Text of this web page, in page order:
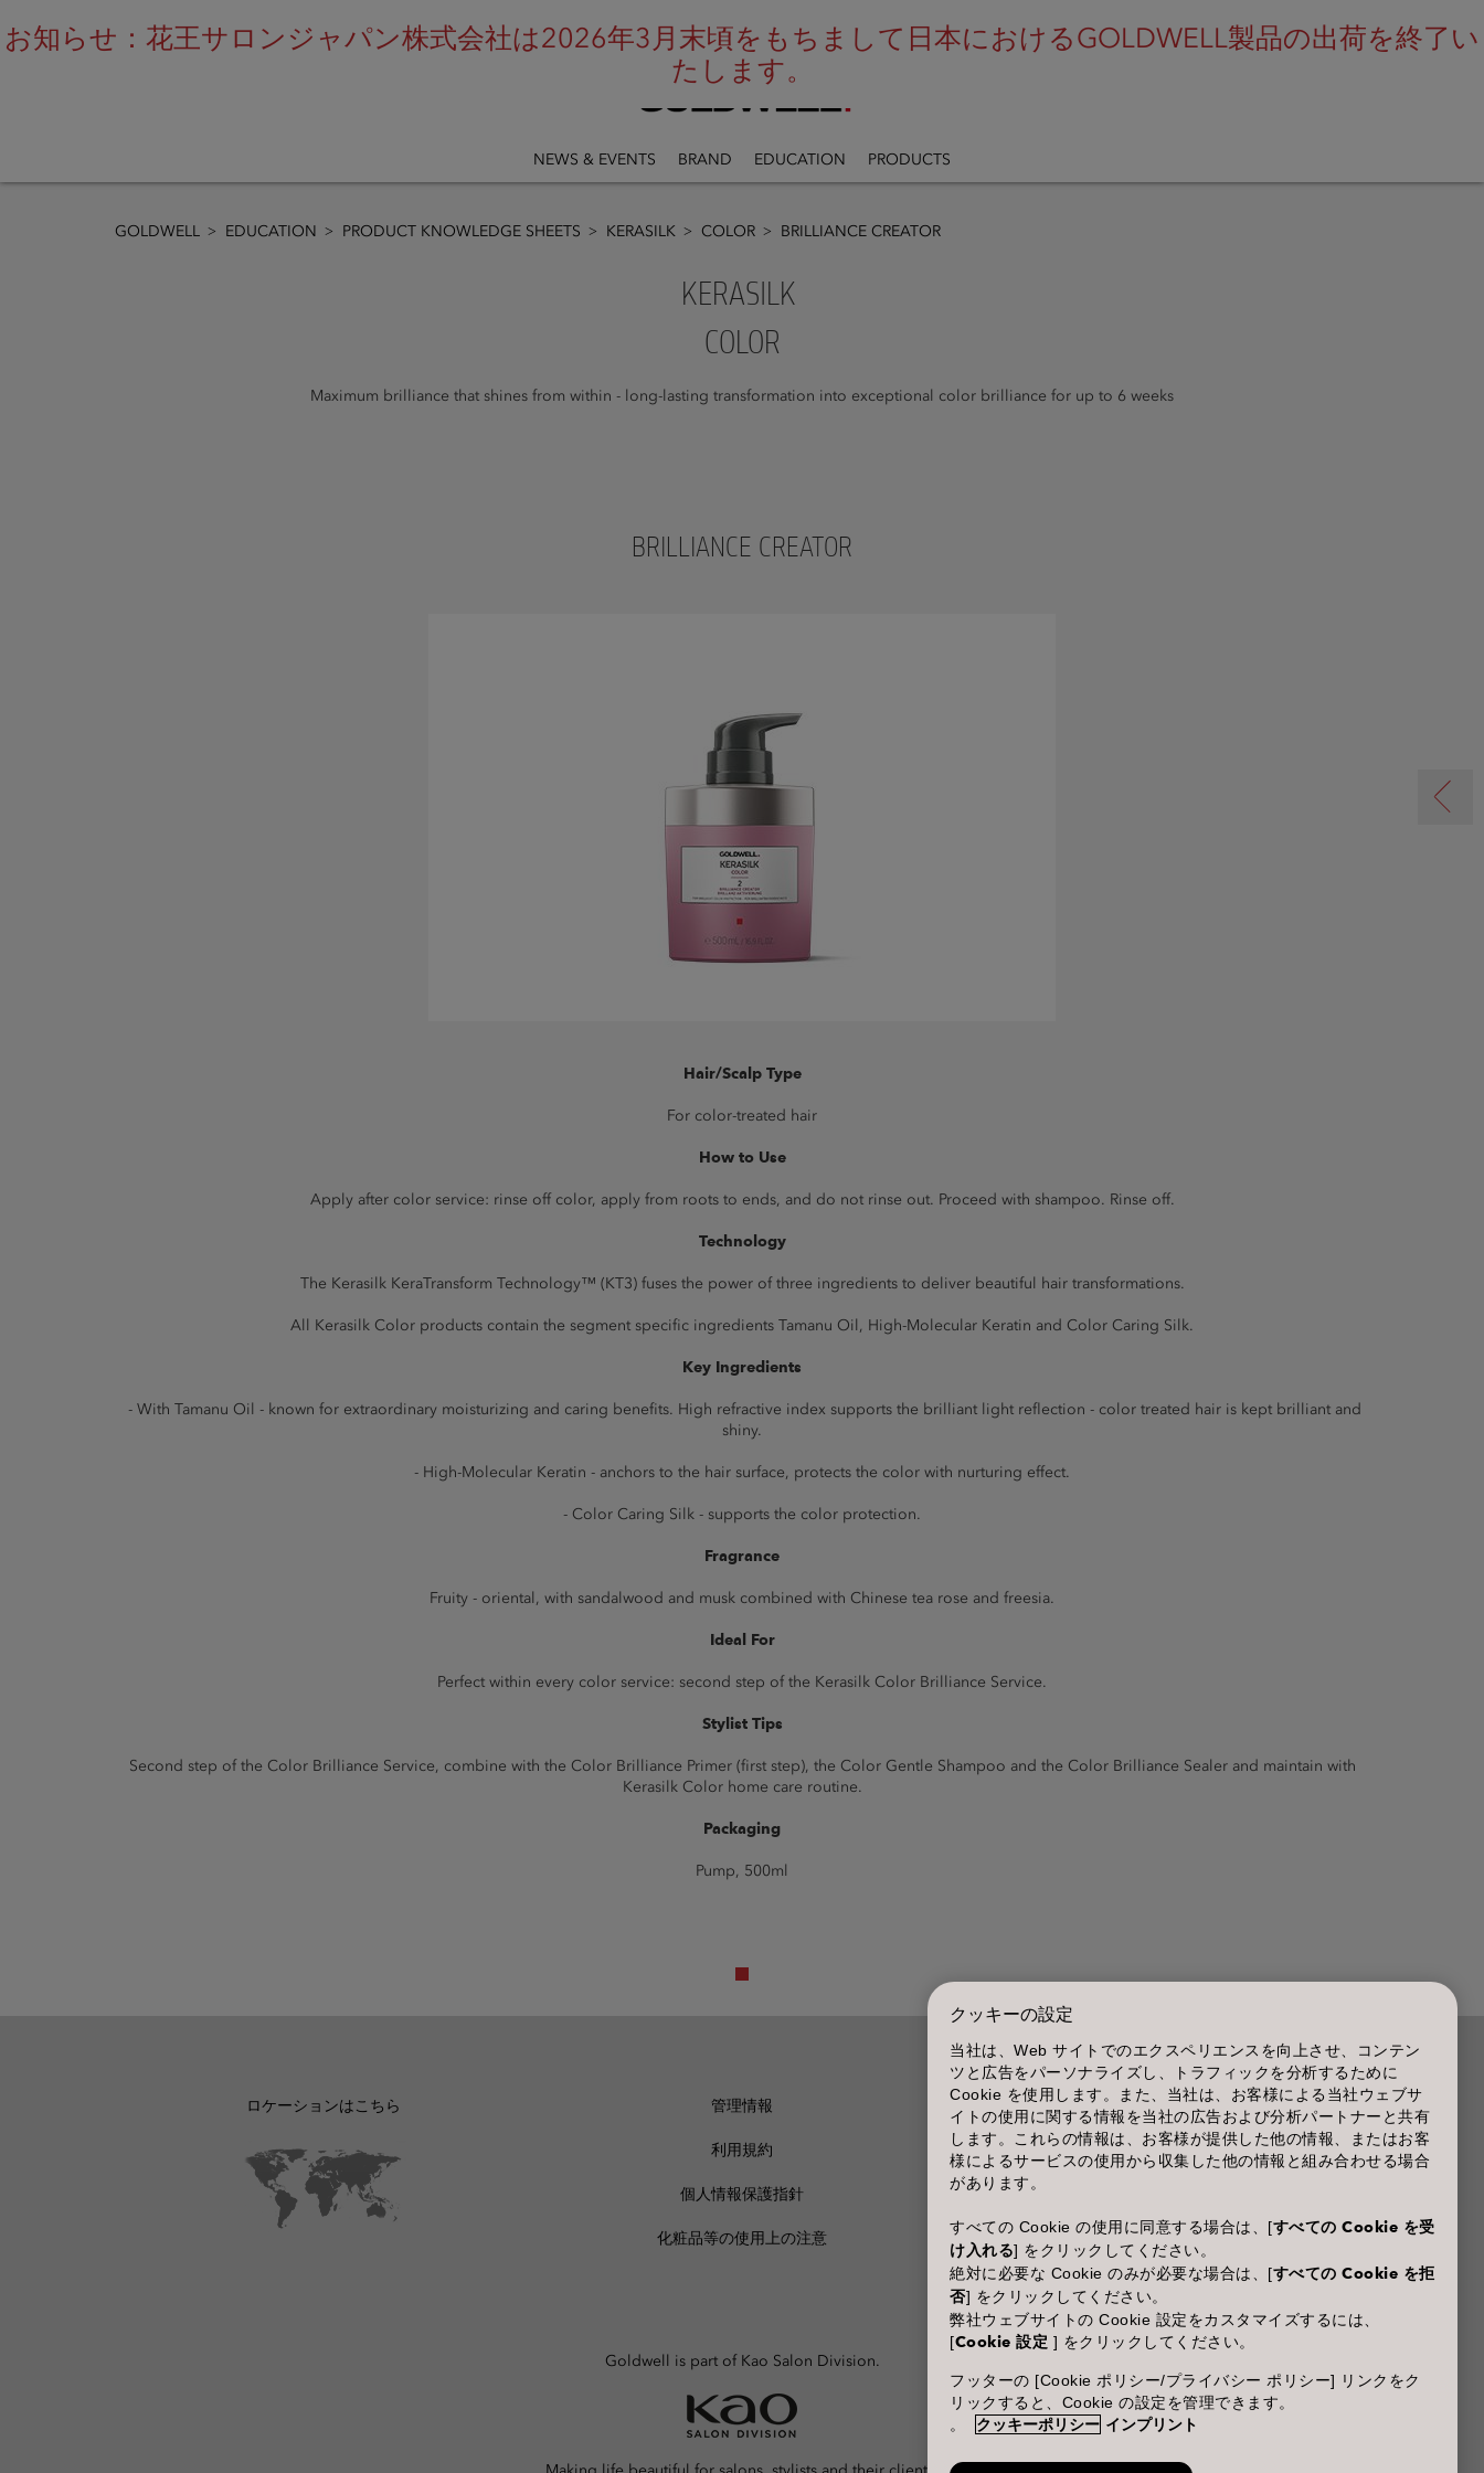
NEWS & EVENTS BRAND EDUCATION PRODUCTS
お知らせ：花王サロンジャパン株式会社は2026年3月末頃をもちまして日本におけるGOLDWELL製品の出荷を終了い
たします。
GOLDWELL EDUCATION PRODUCT KNOWLEDGE SHEETS KERASILK COLOR BRILLIANCE CREATOR
KERASILK
COLOR
Maximum brilliance that shines from within - long-lasting transformation into exceptional color brilliance for up to 6 weeks
BRILLIANCE CREATOR
Hair/Scalp Type
For color-treated hair
How to Use
Apply after color service: rinse off color, apply from roots to ends, and do not rinse out. Proceed with shampoo. Rinse off.
Technology
The Kerasilk KeraTransform Technology™ (KT3) fuses the power of three ingredients to deliver beautiful hair transformations.
All Kerasilk Color products contain the segment specific ingredients Tamanu Oil, High-Molecular Keratin and Color Caring Silk.
Key Ingredients
- With Tamanu Oil - known for extraordinary moisturizing and caring benefits. High refractive index supports the brilliant light reflection - color treated hair is kept brilliant and
shiny.
- High-Molecular Keratin - anchors to the hair surface, protects the color with nurturing effect.
- Color Caring Silk - supports the color protection.
Fragrance
Fruity - oriental, with sandalwood and musk combined with Chinese tea rose and freesia.
Ideal For
Perfect within every color service: second step of the Kerasilk Color Brilliance Service.
Stylist Tips
Second step of the Color Brilliance Service, combine with the Color Brilliance Primer (first step), the Color Gentle Shampoo and the Color Brilliance Sealer and maintain with
Kerasilk Color home care routine.
Packaging
Pump, 500ml
ロケーションはこちら 管理情報
利用規約
個人情報保護指針
化粧品等の使用上の注意
商品に関するお問い合わせ TEL.03-3660-7590
(土・日・休日を除く 9:00-12:00 / 13:00-17:00)
※年末年始休業；12/30~1/4
Goldwell is part of Kao Salon Division.
クッキーの設定
当社は、Web サイトでのエクスペリエンスを向上させ、コンテン
ツと広告をパーソナライズし、トラフィックを分析するために
Cookie を使用します。また、当社は、お客様による当社ウェブサ
イトの使用に関する情報を当社の広告および分析パートナーと共有
します。これらの情報は、お客様が提供した他の情報、またはお客
様によるサービスの使用から収集した他の情報と組み合わせる場合
があります。
すべての Cookie の使用に同意する場合は、[すべての Cookie を受
け入れる] をクリックしてください。
絶対に必要な Cookie のみが必要な場合は、[すべての Cookie を拒
否] をクリックしてください。
弊社ウェブサイトの Cookie 設定をカスタマイズするには、
[Cookie 設定 ] をクリックしてください。
フッターの [Cookie ポリシー/プライバシー ポリシー] リンクをク
リックすると、Cookie の設定を管理できます。
。
クッキーポリシー インプリント